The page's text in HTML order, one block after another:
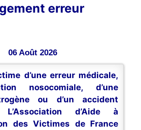
erreur
06 Août 2026
d’une erreur médicale,
nosocomiale, d’une
ou d’un accident
d’Aide à
des Victimes de France